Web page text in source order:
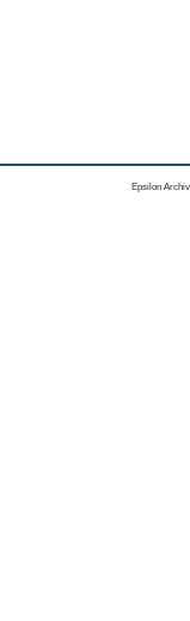
Epsilon